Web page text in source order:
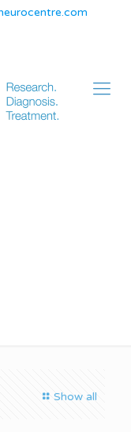
Show all